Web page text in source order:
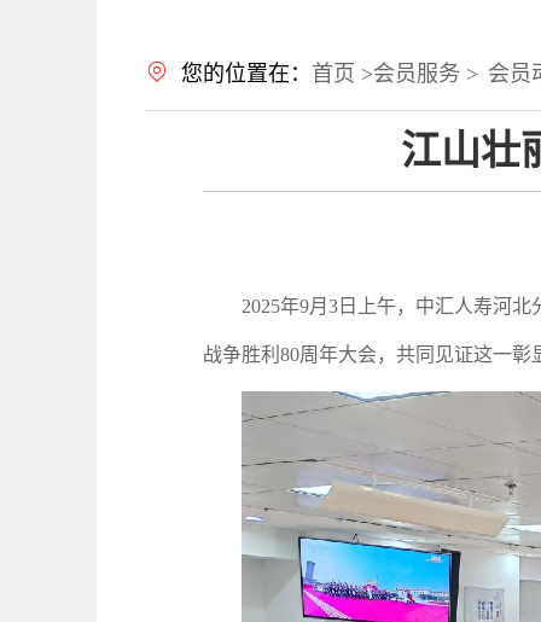
您的位置在： 首页 >会员服务 > 会员
江山壮
2025年9月3日上午，中汇人寿河北
战争胜利80周年大会，共同见证这一